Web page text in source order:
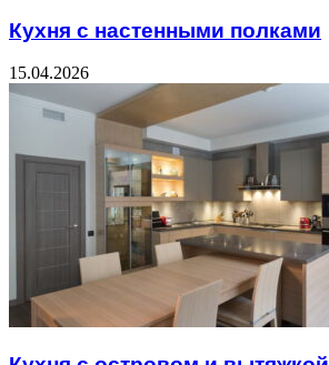
Кухня с настенными полками
15.04.2026